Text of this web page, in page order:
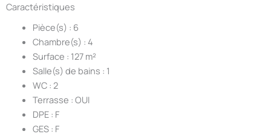
Caractéristiques
Pièce(s) : 6
Chambre(s) : 4
Surface : 127 m²
Salle(s) de bains : 1
WC : 2
Terrasse : OUI
DPE : F
GES : F